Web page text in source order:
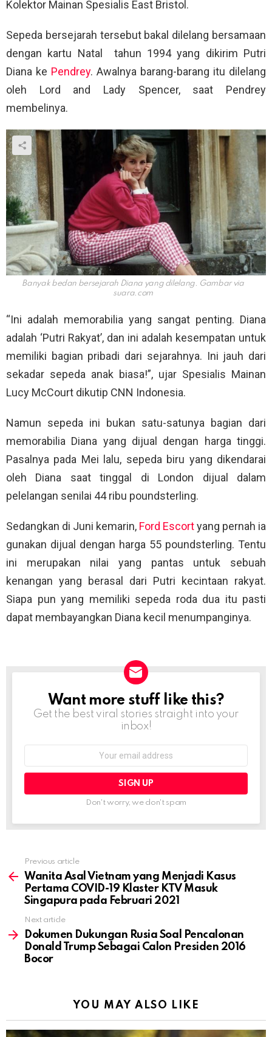
Kolektor Mainan Spesialis East Bristol.
Sepeda bersejarah tersebut bakal dilelang bersamaan
dengan kartu Natal tahun 1994 yang dikirim Putri
Diana ke Pendrey. Awalnya barang-barang itu dilelang
oleh Lord and Lady Spencer, saat Pendrey
membelinya.
Banyak bedan bersejarah Diana yang dilelang. Gambar via
suara.com
“Ini adalah memorabilia yang sangat penting. Diana
adalah ‘Putri Rakyat’, dan ini adalah kesempatan untuk
memiliki bagian pribadi dari sejarahnya. Ini jauh dari
sekadar sepeda anak biasa!”, ujar Spesialis Mainan
Lucy McCourt dikutip CNN Indonesia.
Namun sepeda ini bukan satu-satunya bagian dari
memorabilia Diana yang dijual dengan harga tinggi.
Pasalnya pada Mei lalu, sepeda biru yang dikendarai
oleh Diana saat tinggal di London dijual dalam
pelelangan senilai 44 ribu poundsterling.
Sedangkan di Juni kemarin, Ford Escortyang pernah ia
gunakan dijual dengan harga 55 poundsterling. Tentu
ini merupakan nilai yang pantas untuk sebuah
kenangan yang berasal dari Putri kecintaan rakyat.
Siapa pun yang memiliki sepeda roda dua itu pasti
dapat membayangkan Diana kecil menumpanginya.
NEWSLETTER
Want more stuff like this?
Get the best viral stories straight into your
inbox!
Don't worry, we don't spam
more
Previous article
Wanita Asal Vietnam yang Menjadi Kasus
Pertama COVID-19 Klaster KTV Masuk
Singapura pada Februari 2021
Next article
Dokumen Dukungan Rusia Soal Pencalonan
Donald Trump Sebagai Calon Presiden 2016
Bocor
YOU MAY ALSO LIKE